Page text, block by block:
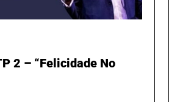
2 – “Felicidade No